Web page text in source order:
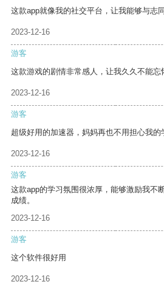
这款app就像我的社交平台，让我能够与志
2023-12-16
游客
这款游戏的剧情非常感人，让我久久不能忘
2023-12-16
游客
超级好用的加速器，妈妈再也不用担心我的
2023-12-16
游客
这款app的学习氛围很浓厚，能够激励我不
成绩。
2023-12-16
游客
这个软件很好用
2023-12-16